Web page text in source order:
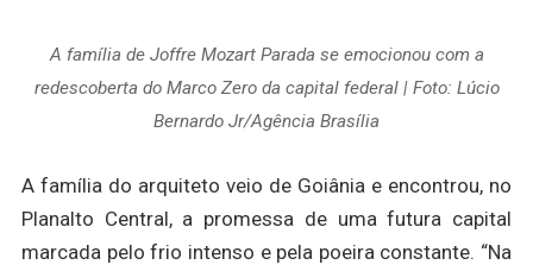
A família de Joffre Mozart Parada se emocionou com a
redescoberta do Marco Zero da capital federal | Foto: Lúcio
Bernardo Jr/Agência Brasília
A família do arquiteto veio de Goiânia e encontrou, no
Planalto Central, a promessa de uma futura capital
marcada pelo frio intenso e pela poeira constante. “Na